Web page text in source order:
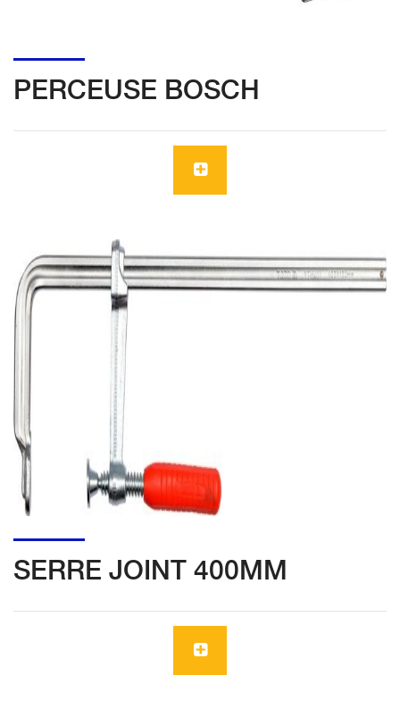
PERCEUSE BOSCH
SERRE JOINT 400MM